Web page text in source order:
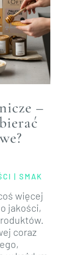
–
|SMAK
więcej
jakości,
coraz